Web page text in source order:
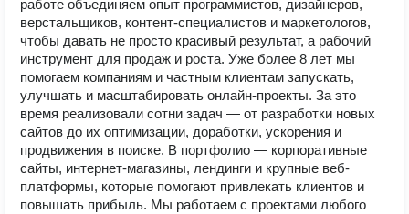
работе объединяем опыт программистов, дизайнеров,
верстальщиков, контент-специалистов и маркетологов,
чтобы давать не просто красивый результат, а рабочий
инструмент для продаж и роста. Уже более 8 лет мы
помогаем компаниям и частным клиентам запускать,
улучшать и масштабировать онлайн-проекты. За это
время реализовали сотни задач — от разработки новых
сайтов до их оптимизации, доработки, ускорения и
продвижения в поиске. В портфолио — корпоративные
сайты, интернет-магазины, лендинги и крупные веб-
платформы, которые помогают привлекать клиентов и
повышать прибыль. Мы работаем с проектами любого